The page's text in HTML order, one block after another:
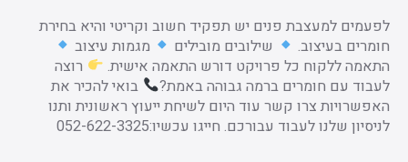
לפעמים למעצבת פנים יש תפקיד חשוב וקריטי והיא בחירת
חומרים בעיצוב.
שילובים מובילים
מגמות עיצוב
התאמה ללקוח כל פרויקט דורש התאמה אישית.
רוצה
לעבוד עם חומרים ברמה גבוהה באמת?
בואי להכיר את
האפשרויות צרו קשר עוד היום לשיחת ייעוץ ראשונית ותנו
לניסיון שלנו לעבוד עבורכם. חייגו עכשיו:052-622-3325